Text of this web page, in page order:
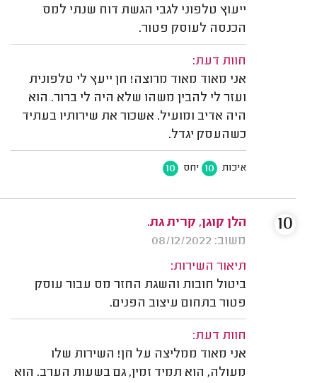
ייעוץ טלפוני לגבי הגשת דוח שנתי למס
הכנסה לעוסק פטור.
חוות דעת:
אני מאוד מאוד מרוצה! חן ייעץ לי טלפונית
ועזר לי להבין משהו שלא היה לי ברור. הוא
היה אדיב ומועיל. אשכור את שירותיו בעתיד
כשהעסק יגדל.
איכות 10 יחס 10
הלן קוגן, קרית גת.
משוב: 08/12/2022
תיאור השירות:
ביטול חובות והשגת החזר מס עבור עוסק
פטור בתחום עיצוב הפנים.
חוות דעת:
אני מאוד ממליצה על חן! השירות שלו
מעולה, הוא תמיד זמין, גם בשעות הערב. הוא
10